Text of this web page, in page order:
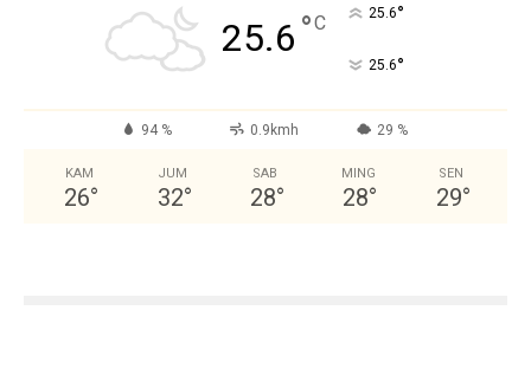
25.6 °C 25.6°
25.6°
94 % 0.9kmh 29 %
KAM
26°
JUM
32°
SAB
28°
MING
28°
SEN
29°